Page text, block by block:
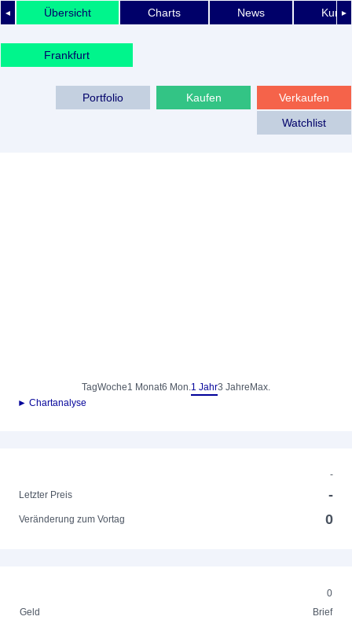
◄ ►
Übersicht Charts News
Frankfurt
Verkaufen
Kaufen
Portfolio
Watchlist
TagWoche1 Monat6 Mon.1 Jahr3 Jahre Max.
► Chartanalyse
-
Letzter Preis
-
Veränderung zum Vortag 0
0
Geld
Brief